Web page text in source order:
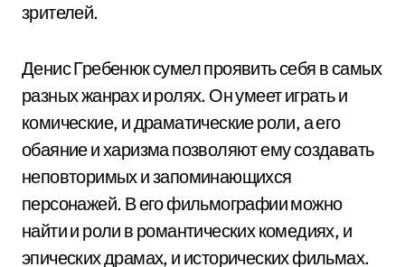
зрителей.
Денис Гребенюк сумел проявить себя в самых
разных жанрах и ролях. Он умеет играть и
комические, и драматические роли, а его
обаяние и харизма позволяют ему создавать
неповторимых и запоминающихся
персонажей. В его фильмографии можно
найти и роли в романтических комедиях, и
эпических драмах, и исторических фильмах.